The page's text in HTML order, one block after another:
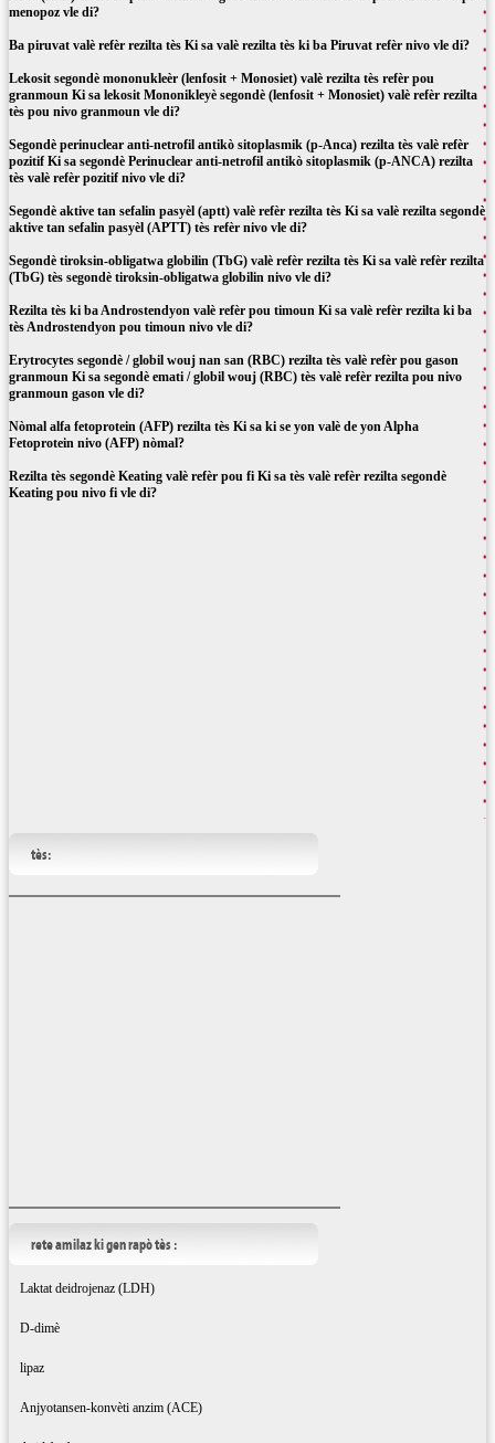
menopoz vle di?
Ba piruvat valè refèr rezilta tès Ki sa valè rezilta tès ki ba Piruvat refèr nivo vle di?
Lekosit segondè mononukleèr (lenfosit + Monosiet) valè rezilta tès refèr pou
granmoun Ki sa lekosit Mononikleyè segondè (lenfosit + Monosiet) valè refèr rezilta
tès pou nivo granmoun vle di?
Segondè perinuclear anti-netrofil antikò sitoplasmik (p-Anca) rezilta tès valè refèr
pozitif Ki sa segondè Perinuclear anti-netrofil antikò sitoplasmik (p-ANCA) rezilta
tès valè refèr pozitif nivo vle di?
Segondè aktive tan sefalin pasyèl (aptt) valè refèr rezilta tès Ki sa valè rezilta segondè
aktive tan sefalin pasyèl (APTT) tès refèr nivo vle di?
Segondè tiroksin-obligatwa globilin (TbG) valè refèr rezilta tès Ki sa valè refèr rezilta
(TbG) tès segondè tiroksin-obligatwa globilin nivo vle di?
Rezilta tès ki ba Androstendyon valè refèr pou timoun Ki sa valè refèr rezilta ki ba
tès Androstendyon pou timoun nivo vle di?
Erytrocytes segondè / globil wouj nan san (RBC) rezilta tès valè refèr pou gason
granmoun Ki sa segondè emati / globil wouj (RBC) tès valè refèr rezilta pou nivo
granmoun gason vle di?
Nòmal alfa fetoprotein (AFP) rezilta tès Ki sa ki se yon valè de yon Alpha
Fetoprotein nivo (AFP) nòmal?
Rezilta tès segondè Keating valè refèr pou fi Ki sa tès valè refèr rezilta segondè
Keating pou nivo fi vle di?
tès:
rete amilaz ki gen rapò tès :
Laktat deidrojenaz (LDH)
D-dimè
lipaz
Anjyotansen-konvèti anzim (ACE)